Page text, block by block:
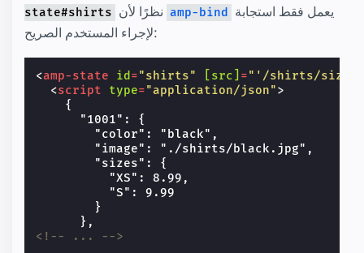
state#shirts
amp-bind
لإجراء المستخدم الصريح:
<amp-state id ="shirts" [src] ="'/shirts/
<script type="application/json">
    {
      "1001": {
        "color": "black",
        "image": "./shirts/black.jpg",
        "sizes": {
          "XS": 8.99,
          "S": 9.99
        }
<!-- ... -->